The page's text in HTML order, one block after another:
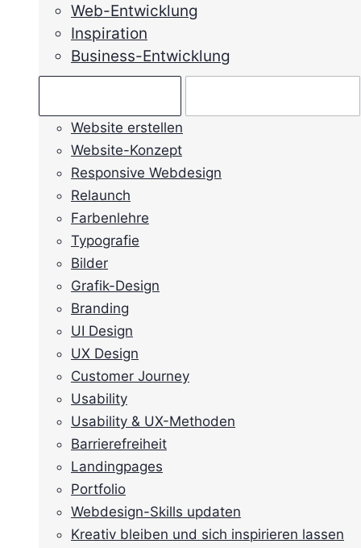
Web-Entwicklung
Inspiration
Business-Entwicklung
Website erstellen
Website-Konzept
Responsive Webdesign
Relaunch
Farbenlehre
Typografie
Bilder
Grafik-Design
Branding
UI Design
UX Design
Customer Journey
Usability
Usability & UX-Methoden
Barrierefreiheit
Landingpages
Portfolio
Webdesign-Skills updaten
Kreativ bleiben und sich inspirieren lassen